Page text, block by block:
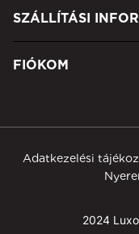
SZÁLLÍTÁSI
FIÓKOM
2024
Adatkezelési